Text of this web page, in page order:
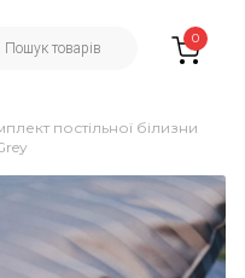
0
постільної білизни